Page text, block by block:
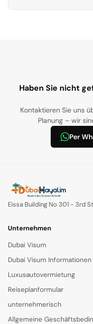
Haben Sie nicht
Kontaktieren Sie uns
Planung – wir
Per
Eissa Building No 301 - 3rd
Unternehmen
Dubai Visum
Dubai Visum Informationen
Luxusautovermietung
Reiseplanformular
unternehmerisch
Allgemeine